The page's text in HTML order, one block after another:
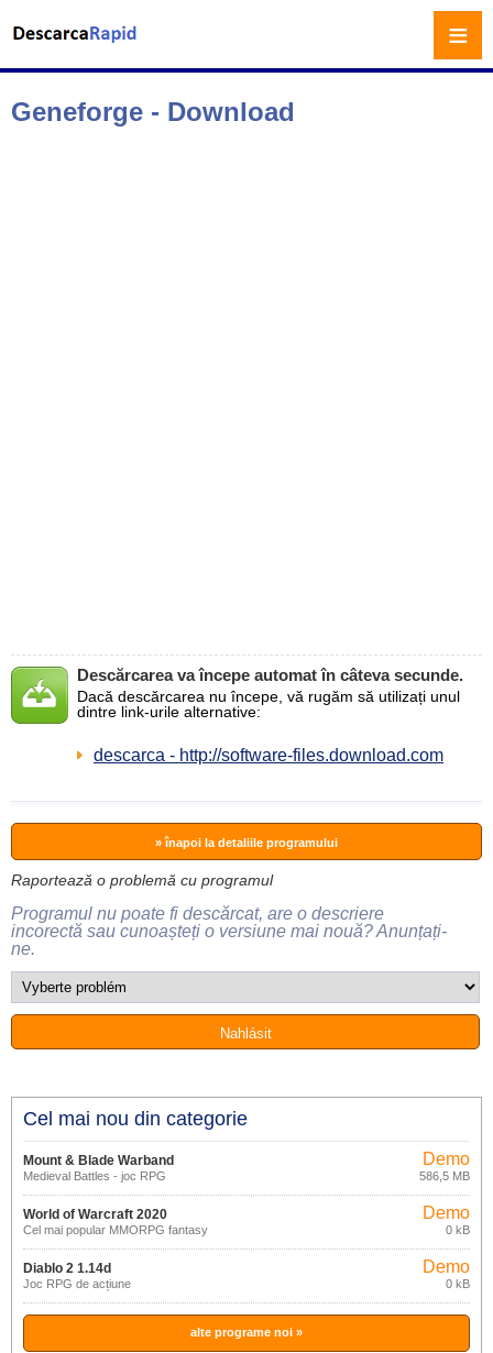
Geneforge - Download
Descărcarea va începe automat în câteva secunde.
Dacă descărcarea nu începe, vă rugăm să utilizați unul
dintre link-urile alternative:
descarca - http://software-files.download.com
» înapoi la detaliile programului
Raportează o problemă cu programul
Programul nu poate fi descărcat, are o descriere
incorectă sau cunoașteți o versiune mai nouă? Anunțați-
ne.
Cel mai nou din categorie
Mount & Blade Warband
Medieval Battles - joc RPG
Demo
586,5 MB
World of Warcraft 2020
Cel mai popular MMORPG fantasy
Demo
0 kB
Diablo 2 1.14d
Joc RPG de acțiune
Demo
0 kB
alte programe noi »
≡